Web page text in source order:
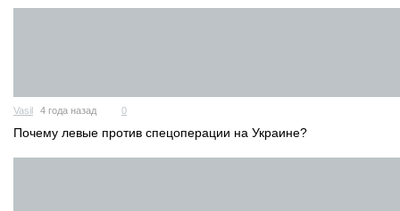
Vasil 4 года назад 0
Почему левые против спецоперации на Украине?